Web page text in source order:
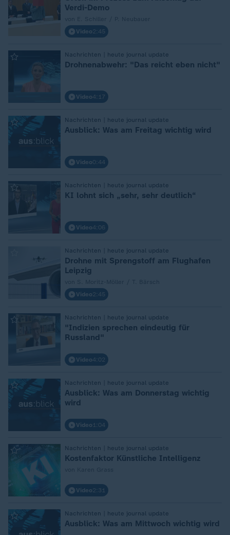
Verdi-Demo
Video2:45
Nachrichten | heute journal update
Drohnenabwehr: "Das reicht eben nicht"
Video4:17
Nachrichten | heute journal update
Ausblick: Was am Freitag wichtig wird
Video0:44
Nachrichten | heute journal update
KI lohnt sich „sehr, sehr deutlich“
Video4:06
Nachrichten | heute journal update
Drohne mit Sprengstoff am Flughafen
Leipzig
Video2:45
Nachrichten | heute journal update
"Indizien sprechen eindeutig für
Russland"
Video4:02
Nachrichten | heute journal update
Ausblick: Was am Donnerstag wichtig
wird
Video 1:04
Nachrichten | heute journal update
Kostenfaktor Künstliche Intelligenz
Video2:31
Nachrichten | heute journal update
Ausblick: Was am Mittwoch wichtig wird